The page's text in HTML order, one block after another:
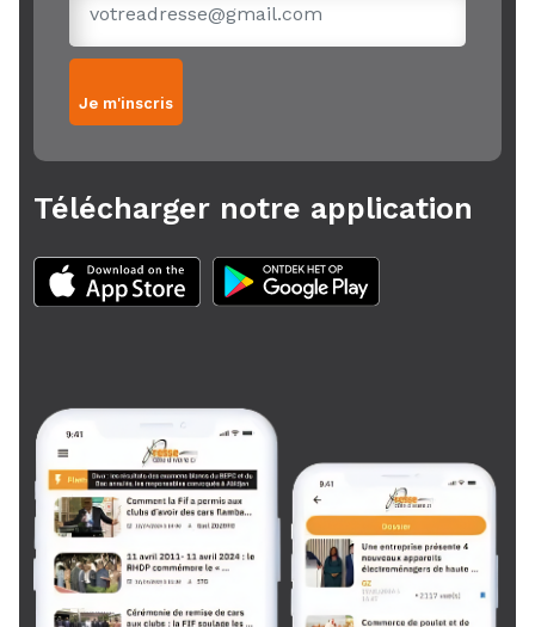
Je m'inscris
Télécharger notre application